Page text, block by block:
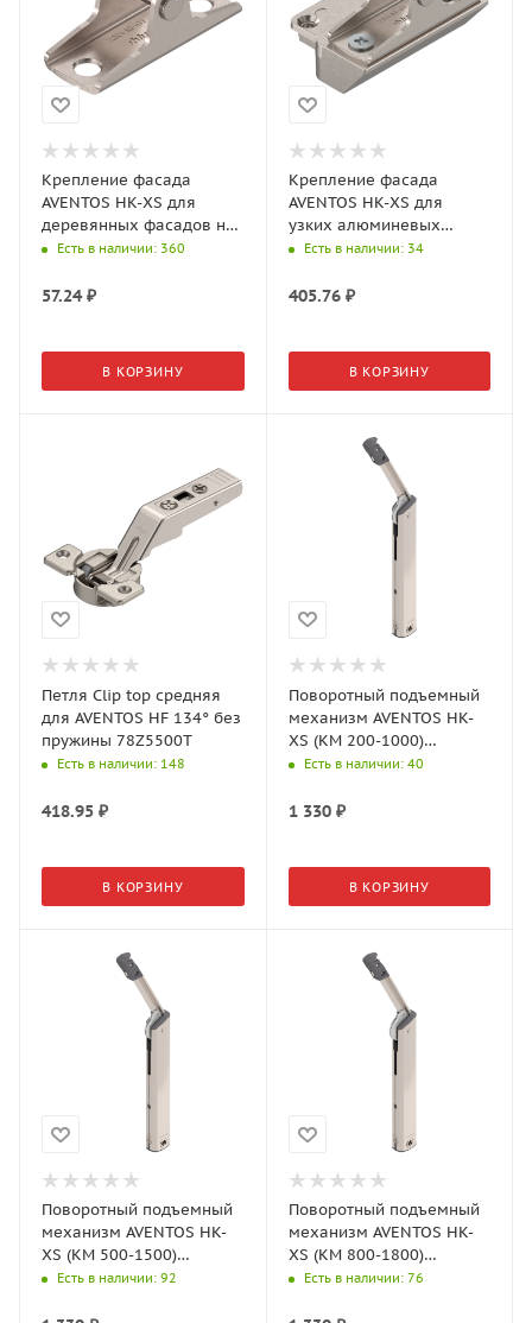
Крепление фасада
AVENTOS HK-XS для
деревянных фасадов на
саморезы 20K4101
Есть в наличии: 360
57.24₽
В КОРЗИНУ
Крепление фасада
AVENTOS HK-XS для
узких алюминевых
рамок 20K4101A
Есть в наличии: 34
405.76₽
В КОРЗИНУ
Петля Clip top средняя
для AVENTOS HF 134° без
пружины 78Z5500T
Есть в наличии: 148
418.95 ₽
В КОРЗИНУ
Поворотный подъемный
механизм AVENTOS HK-
XS (КМ 200-1000)
20K1101
Есть в наличии: 40
1 330₽
В КОРЗИНУ
Поворотный подъемный
механизм AVENTOS HK-
XS (КМ 500-1500)
20K1301
Есть в наличии: 92
Поворотный подъемный
механизм AVENTOS HK-
XS (КМ 800-1800)
20K1501
Есть в наличии: 76